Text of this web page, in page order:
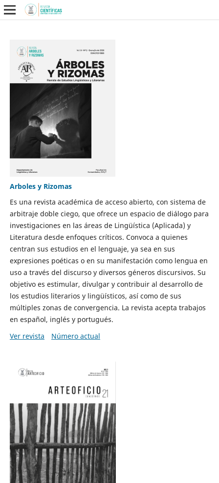
Arboles y Rizomas
Es una revista académica de acceso abierto, con sistema de
arbitraje doble ciego, que ofrece un espacio de diálogo para
investigaciones en las áreas de Lingüística (Aplicada) y
Literatura desde enfoques críticos. Convoca a quienes
centran sus estudios en el lenguaje, ya sea en sus
expresiones poéticas o en su manifestación como lengua en
uso a través del discurso y diversos géneros discursivos. Su
objetivo es estimular, divulgar y contribuir al desarrollo de
los estudios literarios y lingüísticos, así como de sus
múltiples zonas de convergencia. La revista acepta trabajos
en español, inglés y portugués.
Ver revista
Número actual